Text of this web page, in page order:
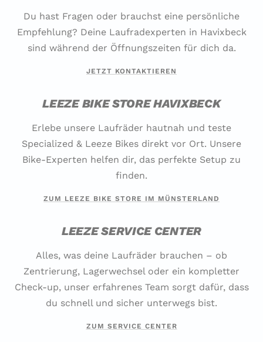
Du hast Fragen oder brauchst eine persönliche
Empfehlung? Deine Laufradexperten in Havixbeck
sind während der Öffnungszeiten für dich da.
JETZT KONTAKTIEREN
LEEZE BIKE STORE HAVIXBECK
Erlebe unsere Laufräder hautnah und teste
Specialized & Leeze Bikes direkt vor Ort. Unsere
Bike-Experten helfen dir, das perfekte Setup zu
finden.
ZUM LEEZE BIKE STORE IM MÜNSTERLAND
LEEZE SERVICE CENTER
Alles, was deine Laufräder brauchen – ob
Zentrierung, Lagerwechsel oder ein kompletter
Check-up, unser erfahrenes Team sorgt dafür, dass
du schnell und sicher unterwegs bist.
ZUM SERVICE CENTER